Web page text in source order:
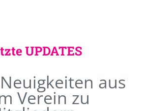
UPDATES
aus
Verein zu